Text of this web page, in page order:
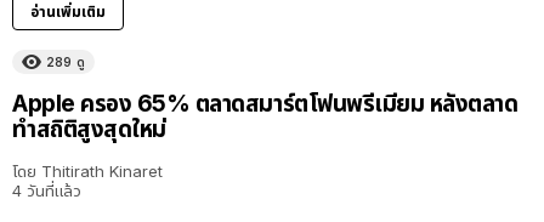
อ่านเพิ่มเติม
289 ดู
Apple ครอง 65% ตลาดสมาร์ตโฟนพรีเมียม หลังตลาด
ทำสถิติสูงสุดใหม่
โดย Thitirath Kinaret
4 วันที่แล้ว